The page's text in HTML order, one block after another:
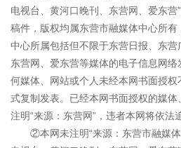
电视台、黄河口晚刊、东营网、爱东营
稿件，版权均属东营市融媒体中心所
中心所属包括但不限于东营日报、东营
东营网、爱东营等媒体的电子信息网
何媒体、网站或个人未经本网书面授
式复制发表。已经本网书面授权的媒
注明“来源：东营网”，违者本网将依法
②本网未注明“来源：东营市融媒